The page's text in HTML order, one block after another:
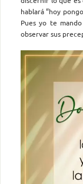
hablará “hoy
Pues yo te
observar sus